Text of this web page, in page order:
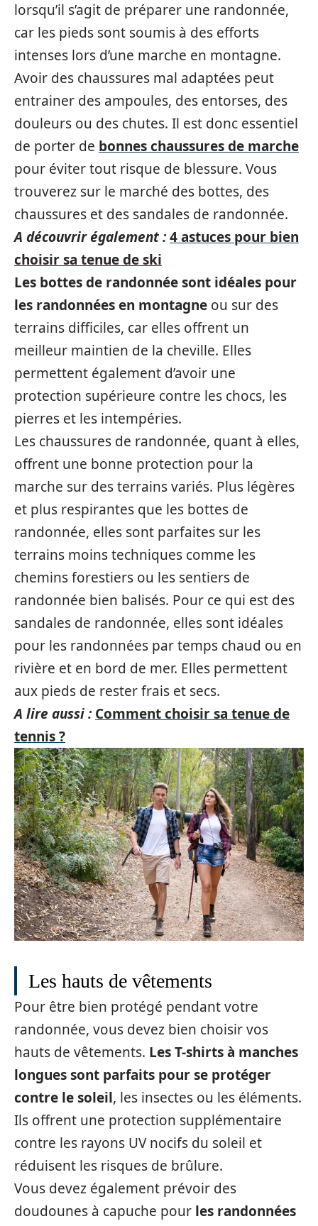
lorsqu’il s’agit de préparer une randonnée,
car les pieds sont soumis à des efforts
intenses lors d’une marche en montagne.
Avoir des chaussures mal adaptées peut
entrainer des ampoules, des entorses, des
douleurs ou des chutes. Il est donc essentiel
de porter de bonnes chaussures de marche
pour éviter tout risque de blessure. Vous
trouverez sur le marché des bottes, des
chaussures et des sandales de randonnée.
A découvrir également :4 astuces pour bien
choisir sa tenue de ski
Les bottes de randonnée sont idéales pour
les randonnées en montagne ou sur des
terrains difficiles, car elles offrent un
meilleur maintien de la cheville. Elles
permettent également d’avoir une
protection supérieure contre les chocs, les
pierres et les intempéries.
Les chaussures de randonnée, quant à elles,
offrent une bonne protection pour la
marche sur des terrains variés. Plus légères
et plus respirantes que les bottes de
randonnée, elles sont parfaites sur les
terrains moins techniques comme les
chemins forestiers ou les sentiers de
randonnée bien balisés. Pour ce qui est des
sandales de randonnée, elles sont idéales
pour les randonnées par temps chaud ou en
rivière et en bord de mer. Elles permettent
aux pieds de rester frais et secs.
A lire aussi : Comment choisir sa tenue de
tennis ?
Les hauts de vêtements
Pour être bien protégé pendant votre
randonnée, vous devez bien choisir vos
hauts de vêtements. Les T-shirts à manches
longues sont parfaits pour se protéger
contre le soleil, les insectes ou les éléments.
Ils offrent une protection supplémentaire
contre les rayons UV nocifs du soleil et
réduisent les risques de brûlure.
Vous devez également prévoir des
doudounes à capuche pour les randonnées